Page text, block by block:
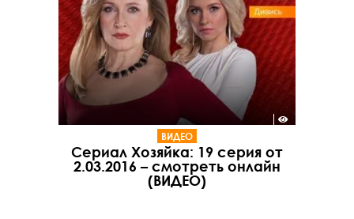
ВИДЕО
Сериал Хозяйка: 19 серия от
2.03.2016 – смотреть онлайн
(ВИДЕО)